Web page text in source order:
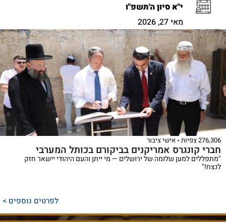
י"א סיון ה'תשפ"ו
מאי 27, 2026
276,306 צפיות אישי ציבור
חברי קונגרס אמריקנים בביקורם בכותל המערבי
"מתפללים למען שלומה של ירושלים — מי ייתן והעם היהודי יישאר חזק
לנצח!"
לפרטים נוספים >